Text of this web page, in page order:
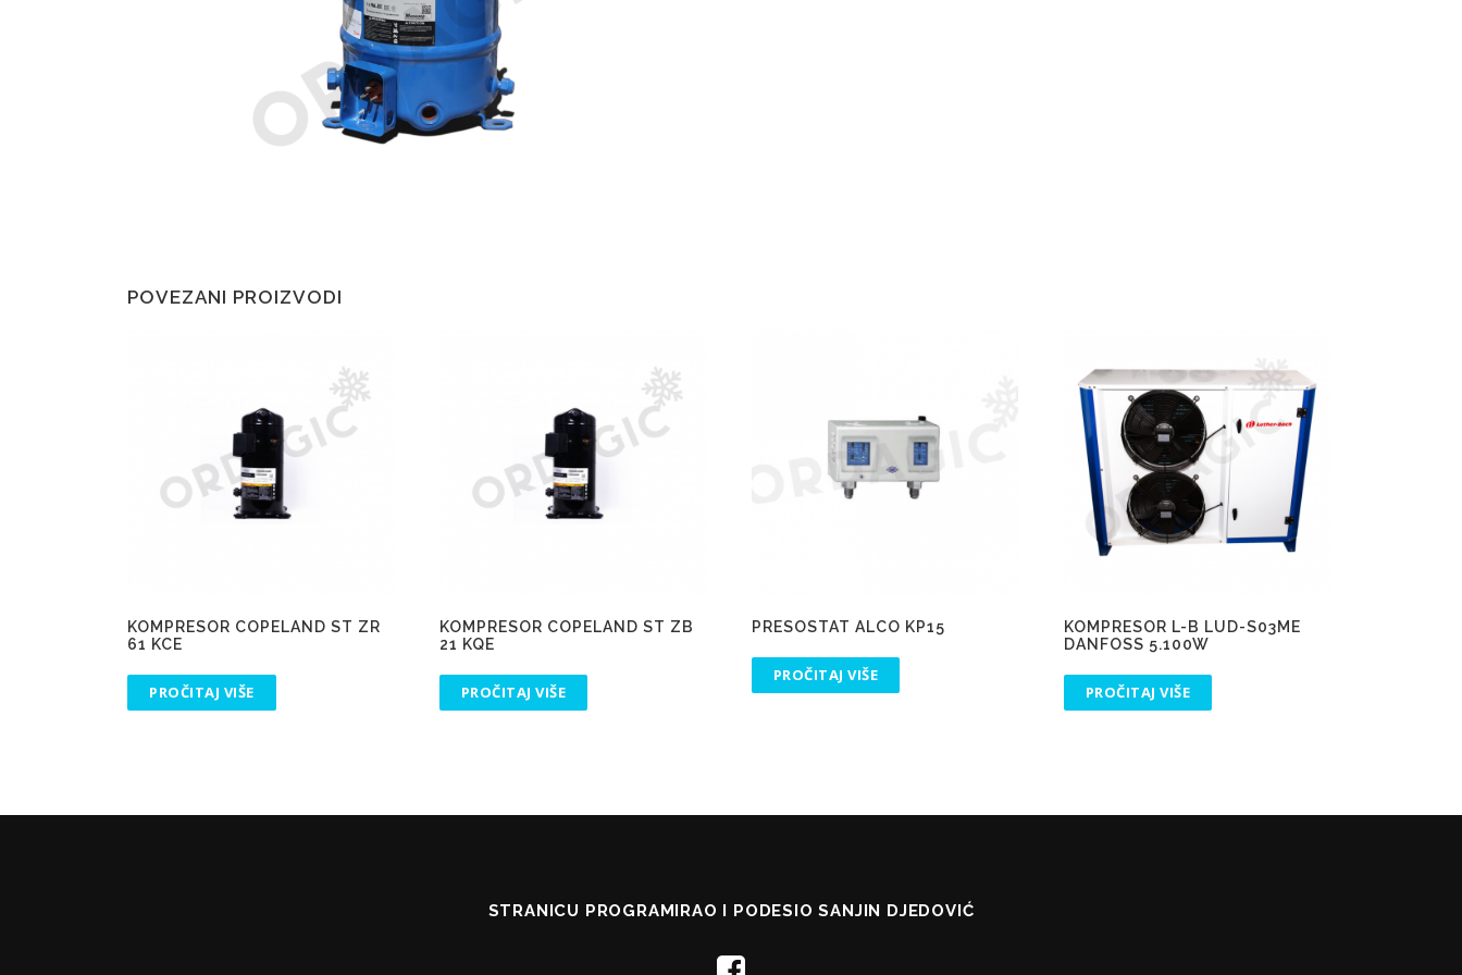
POVEZANI PROIZVODI
KOMPRESOR COPELAND ST ZR
61 KCE
PROČITAJ VIŠE
KOMPRESOR COPELAND ST ZB
21 KQE
PROČITAJ VIŠE
PRESOSTAT ALCO KP15
PROČITAJ VIŠE
KOMPRESOR L-B LUD-S03ME
DANFOSS 5.100W
PROČITAJ VIŠE
STRANICU PROGRAMIRAO I PODESIO SANJIN DJEDOVIĆ